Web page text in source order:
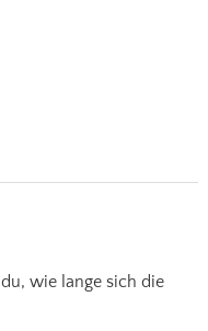
wie lange sich die